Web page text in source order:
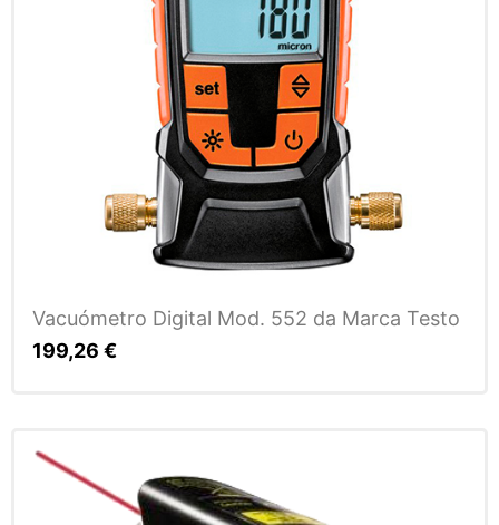
Vacuómetro Digital Mod. 552 da Marca Testo
199,26 €